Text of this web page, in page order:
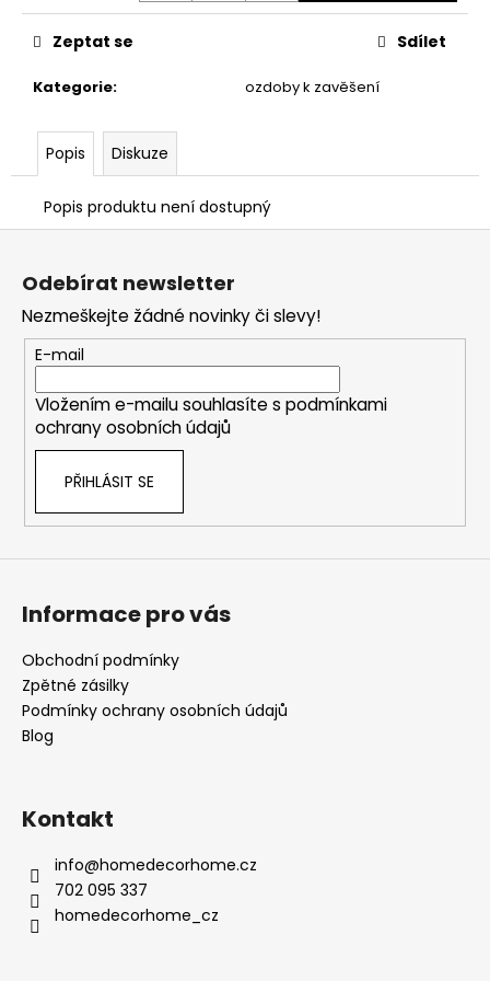
Kategorie: ozdoby k zavěšení
Zeptat se Sdílet
Popis Diskuze
Popis produktu není dostupný
e
m
DEKORACE
SE
115
Kč
Odebírat newsletter
Nezmeškejte žádné novinky či slevy!
E-mail
Vložením e-mailu souhlasíte s podmínkami
ochrany osobních údajů
PŘIHLÁSIT SE
Informace pro vás
Obchodní podmínky
Zpětné zásilky
Podmínky ochrany osobních údajů
Blog
Kontakt
info@homedecorhome.cz
702 095 337
homedecorhome_cz